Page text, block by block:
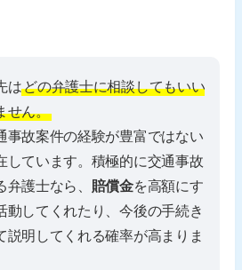
はどの弁護士に相談してもいい
せん。
事故案件の経験が豊富ではない
しています。積極的に交通事故
護士なら、 賠償金を高額にす
動してくれたり、今後の手続き
説明してくれる確率が高まりま